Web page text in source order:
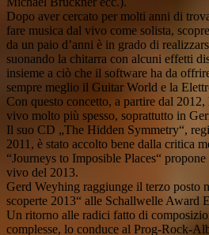
Dopo aver cercato per molti anni di
fare musica dal vivo come solista,
da un paio d’anni è in grado di
suonando la chitarra con alcuni effetti
insieme a ciò che il software ha da
sempre meglio il Guitar World e la
Con questo concetto, a partire dal
vivo molto più spesso, soprattutto in
Il suo CD „The Hidden Symmetry“,
2011, è stato accolto bene dalla critica
“Journeys to Imposible Places“
vivo del 2013.
Gerd Weyhing raggiunge il terzo posto
scoperte 2013“ alle Schallwelle Award
Un ritorno alle radici fatto di
complesse, lo conduce al Prog-Rock-